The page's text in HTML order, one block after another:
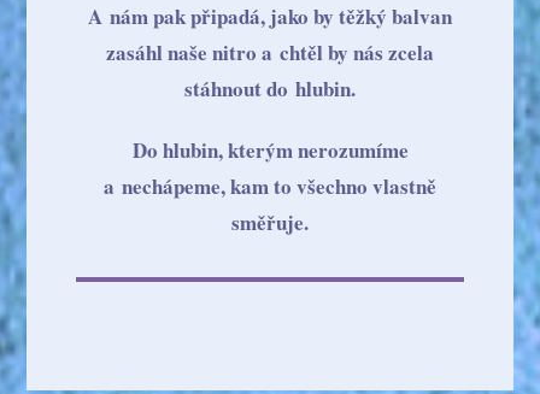
A nám pak připadá, jako by těžký balvan
zasáhl naše nitro a chtěl by nás zcela
stáhnout do hlubin.
Do hlubin, kterým nerozumíme
a nechápeme, kam to všechno vlastně
směřuje.